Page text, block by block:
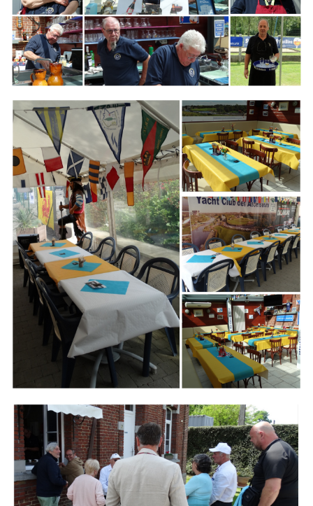
Branding
ARMCHAIR
Branding
ARMCHAIR